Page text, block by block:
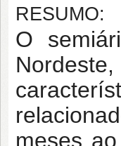
RESUMO:
O
meses